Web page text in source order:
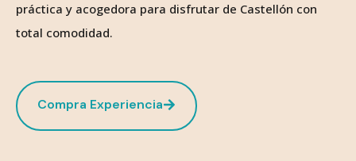
práctica y acogedora para disfrutar de Castellón con
total comodidad.
Compra Experiencia